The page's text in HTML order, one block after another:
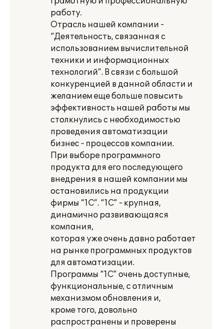
работу.
Отрасль нашей компании -
“Деятельность, связанная с
использованием вычислительной
техники и информационных
технологий”. В связи с большой
конкуренцией в данной области и
желанием еще больше повысить
эффективность нашей работы мы
столкнулись с необходимостью
проведения автоматизации
бизнес - процессов компании.
При выборе программного
продукта для его последующего
внедрения в нашей компании мы
остановились на продукции
фирмы “1С”. “1С” - крупная,
динамично развивающаяся
компания,
которая уже очень давно работает
на рынке программных продуктов
для автоматизации.
Программы “1С” очень доступные,
функциональные, с отличным
механизмом обновления и,
кроме того, довольно
распространены и проверены